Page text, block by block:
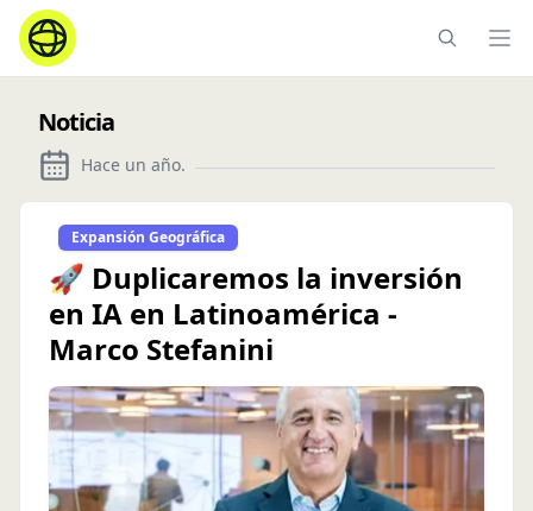
Noticia
Hace un año.
Expansión Geográfica
🚀 Duplicaremos la inversión
en IA en Latinoamérica -
Marco Stefanini